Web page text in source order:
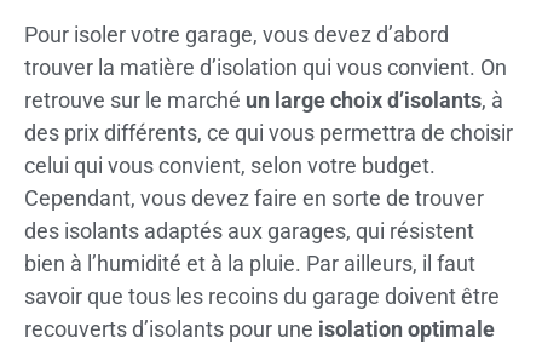
Pour isoler votre garage, vous devez d’abord
trouver la matière d’isolation qui vous convient. On
retrouve sur le marché un large choix d’isolants, à
des prix différents, ce qui vous permettra de choisir
celui qui vous convient, selon votre budget.
Cependant, vous devez faire en sorte de trouver
des isolants adaptés aux garages, qui résistent
bien à l’humidité et à la pluie. Par ailleurs, il faut
savoir que tous les recoins du garage doivent être
recouverts d’isolants pour une isolation optimale